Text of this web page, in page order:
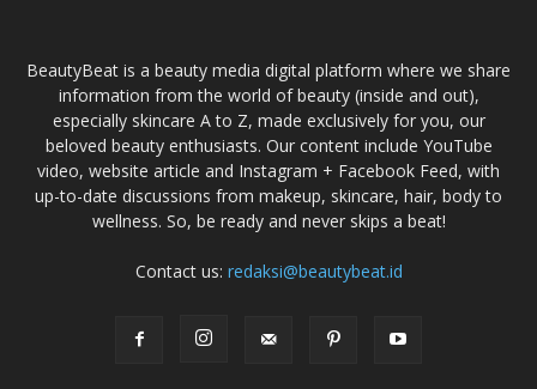
BeautyBeat is a beauty media digital platform where we share
information from the world of beauty (inside and out),
especially skincare A to Z, made exclusively for you, our
beloved beauty enthusiasts. Our content include YouTube
video, website article and Instagram + Facebook Feed, with
up-to-date discussions from makeup, skincare, hair, body to
wellness. So, be ready and never skips a beat!
Contact us: redaksi@beautybeat.id